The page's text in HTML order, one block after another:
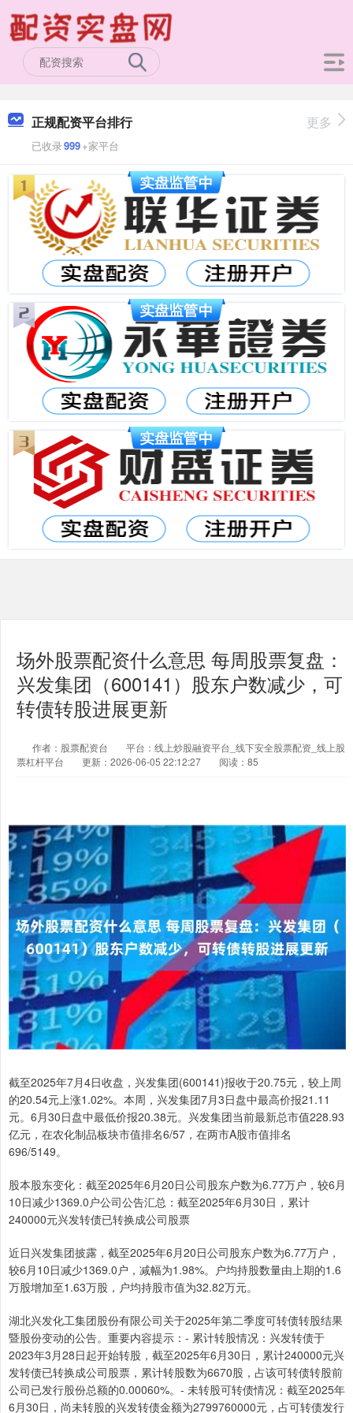
正规配资平台排行
已收录999+家平台
更多
场外股票配资什么意思 每周股票复盘：
兴发集团（600141）股东户数减少，可
转债转股进展更新
作者：股票配资台
平台：线上炒股融资平台_线下安全股票配资_线上股
票杠杆平台
更新：2026-06-05 22:12:27 阅读：85
截至2025年7月4日收盘，兴发集团(600141)报收于20.75元，较上周
的20.54元上涨1.02%。本周，兴发集团7月3日盘中最高价报21.11
元。6月30日盘中最低价报20.38元。兴发集团当前最新总市值228.93
亿元，在农化制品板块市值排名6/57，在两市A股市值排名
696/5149。
股本股东变化：截至2025年6月20日公司股东户数为6.77万户，较6月
10日减少1369.0户公司公告汇总：截至2025年6月30日，累计
240000元兴发转债已转换成公司股票
近日兴发集团披露，截至2025年6月20日公司股东户数为6.77万户，
较6月10日减少1369.0户，减幅为1.98%。户均持股数量由上期的1.6
万股增加至1.63万股，户均持股市值为32.82万元。
湖北兴发化工集团股份有限公司关于2025年第二季度可转债转股结果
暨股份变动的公告。重要内容提示：- 累计转股情况：兴发转债于
2023年3月28日起开始转股，截至2025年6月30日，累计240000元兴
发转债已转换成公司股票，累计转股数为6670股，占该可转债转股前
公司已发行股份总额的0.00060%。- 未转股可转债情况：截至2025年
6月30日，尚未转股的兴发转债金额为2799760000元，占可转债发行